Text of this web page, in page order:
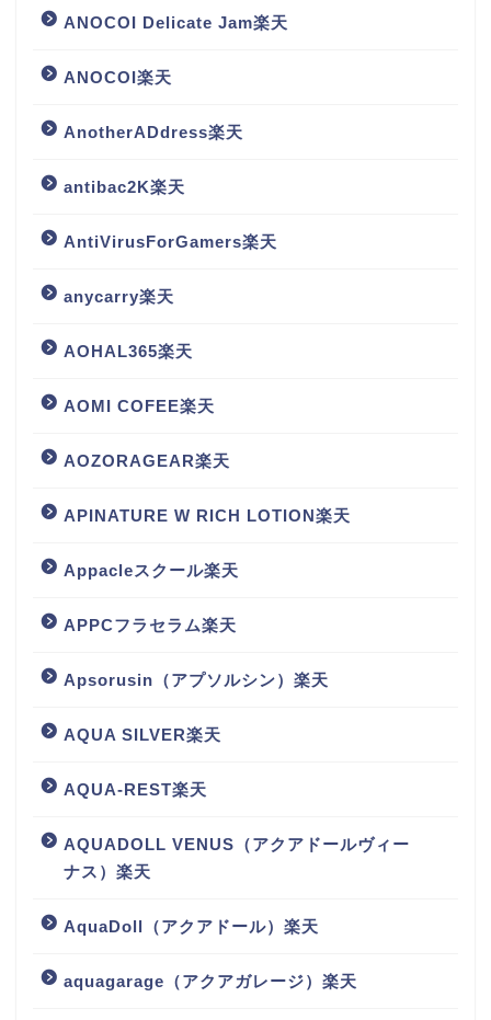
ANOCOI Delicate Jam楽天
ANOCOI楽天
AnotherADdress楽天
antibac2K楽天
AntiVirusForGamers楽天
anycarry楽天
AOHAL365楽天
AOMI COFEE楽天
AOZORAGEAR楽天
APINATURE W RICH LOTION楽天
Appacleスクール楽天
APPCフラセラム楽天
Apsorusin（アプソルシン）楽天
AQUA SILVER楽天
AQUA-REST楽天
AQUADOLL VENUS（アクアドールヴィー
ナス）楽天
AquaDoll（アクアドール）楽天
aquagarage（アクアガレージ）楽天